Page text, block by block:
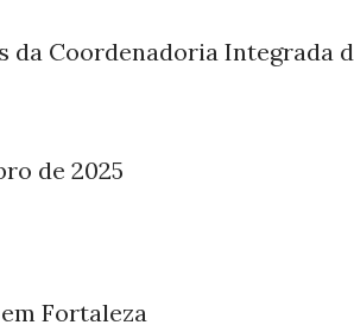
da Coordenadoria Integrada
de 2025
Fortaleza